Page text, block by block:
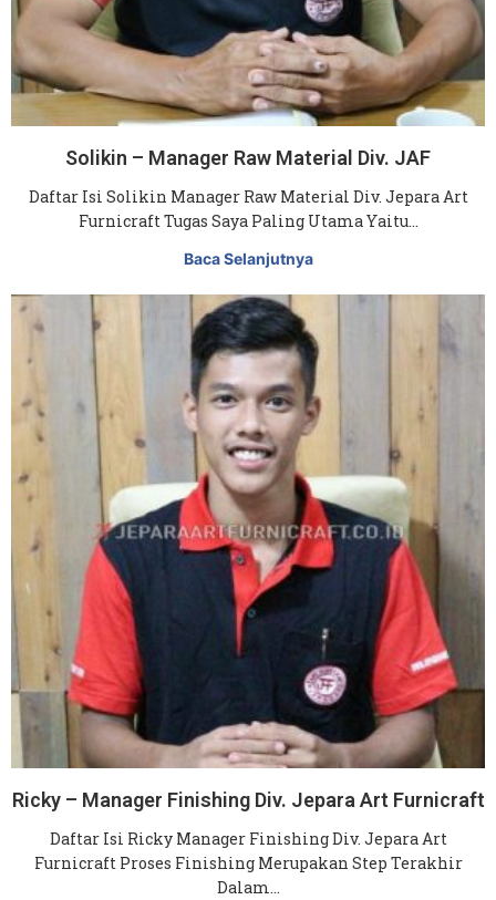
Solikin – Manager Raw Material Div. JAF
Daftar Isi Solikin Manager Raw Material Div. Jepara Art
Furnicraft Tugas Saya Paling Utama Yaitu…
Baca Selanjutnya
Ricky – Manager Finishing Div. Jepara Art Furnicraft
Daftar Isi Ricky Manager Finishing Div. Jepara Art
Furnicraft Proses Finishing Merupakan Step Terakhir
Dalam…